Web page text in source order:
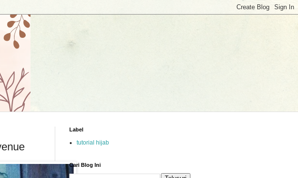
Label
tutorial hijab
Cari Blog Ini